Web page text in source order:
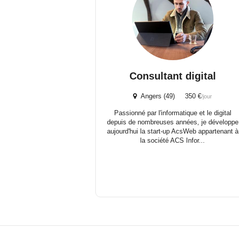
Consultant digital
Angers (49) 350 €/jour
Passionné par l'informatique et le digital
depuis de nombreuses années, je développe
aujourd'hui la start-up AcsWeb appartenant à
la société ACS Infor...